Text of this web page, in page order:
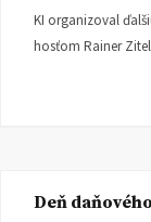
KI organizoval
hosťom Rainer
Deň